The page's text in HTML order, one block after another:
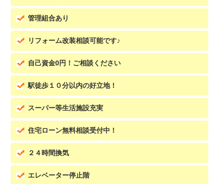
管理組合あり
リフォーム改装相談可能です♪
自己資金0円！ご相談ください
駅徒歩１０分以内の好立地！
スーパー等生活施設充実
住宅ローン無料相談受付中！
２４時間換気
エレベーター停止階